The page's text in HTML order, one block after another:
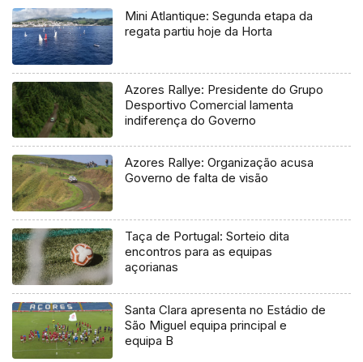
Mini Atlantique: Segunda etapa da
regata partiu hoje da Horta
Azores Rallye: Presidente do Grupo
Desportivo Comercial lamenta
indiferença do Governo
Azores Rallye: Organização acusa
Governo de falta de visão
Taça de Portugal: Sorteio dita
encontros para as equipas
açorianas
Santa Clara apresenta no Estádio de
São Miguel equipa principal e
equipa B